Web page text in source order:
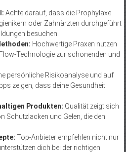
Achte darauf, dass die Prophylaxe
oder Zahnärzten durchgeführt
besuchen.
Hochwertige Praxen nutzen
Technologie zur schonenden und
persönliche Risikoanalyse und auf
zeigen, dass deine Gesundheit
Produkten: Qualität zeigt sich
Schutzlacken und Gelen, die den
Top-Anbieter empfehlen nicht nur
dich bei der richtigen